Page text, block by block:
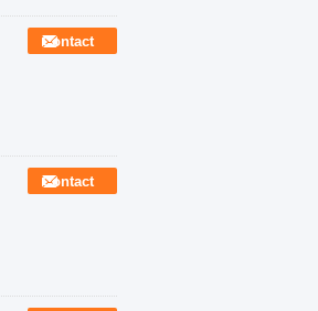
Contact
Contact